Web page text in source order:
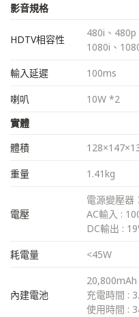
影音規格
HDTV相容性
480i、480p
1080i、
輸入延遲
100ms
喇叭
10W *2
實體
體積
重量
1.41kg
電壓
電源變壓器：
AC輸入 :
DC輸出 :
耗電量
<45W
內建電池
20,800mAh
充電時間 :
使用時間 :